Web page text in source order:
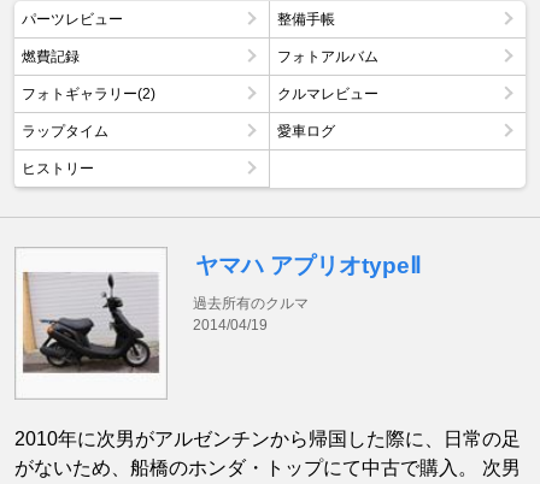
パーツレビュー 整備手帳
燃費記録 フォトアルバム
フォトギャラリー(2) クルマレビュー
ラップタイム 愛車ログ
ヒストリー
ヤマハ アプリオtypeⅡ
過去所有のクルマ
2014/04/19
2010年に次男がアルゼンチンから帰国した際に、日常の足
がないため、船橋のホンダ・トップにて中古で購入。 次男